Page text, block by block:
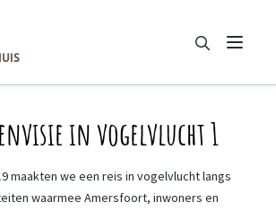
Menu
Zoeken
in vogelvlucht 1
maakten we een reis in vogelvlucht langs
waarmee Amersfoort, inwoners en